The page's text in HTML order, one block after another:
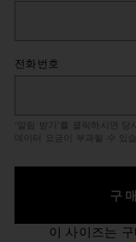
전화번호
'알림 받기'를 클릭하시면 당
데이터 요금이 부과될 수 있습
구
이 사이즈는